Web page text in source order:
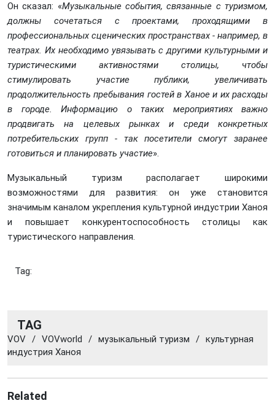
Он сказал: «Музыкальные события, связанные с туризмом,
должны сочетаться с проектами, проходящими в
профессиональных сценических пространствах - например, в
театрах. Их необходимо увязывать с другими культурными и
туристическими активностями столицы, чтобы
стимулировать участие публики, увеличивать
продолжительность пребывания гостей в Ханое и их расходы
в городе. Информацию о таких мероприятиях важно
продвигать на целевых рынках и среди конкретных
потребительских групп - так посетители смогут заранее
готовиться и планировать участие».
Музыкальный туризм располагает широкими
возможностями для развития: он уже становится
значимым каналом укрепления культурной индустрии Ханоя
и повышает конкурентоспособность столицы как
туристического направления.
Tag:
TAG
VOV / VOVworld / музыкальный туризм / культурная
индустрия Ханоя
Related